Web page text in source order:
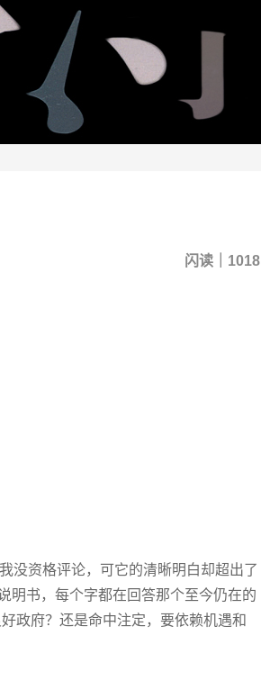
闪读｜1018
没资格评论，可它的清晰明白却超出了
明书，每个字都在回答那个至今仍在的
政府？还是命中注定，要依赖机遇和